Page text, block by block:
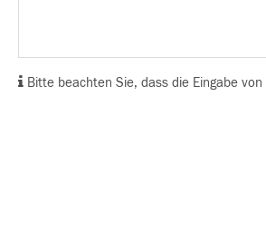
Bitte beachten Sie, dass die Eingabe